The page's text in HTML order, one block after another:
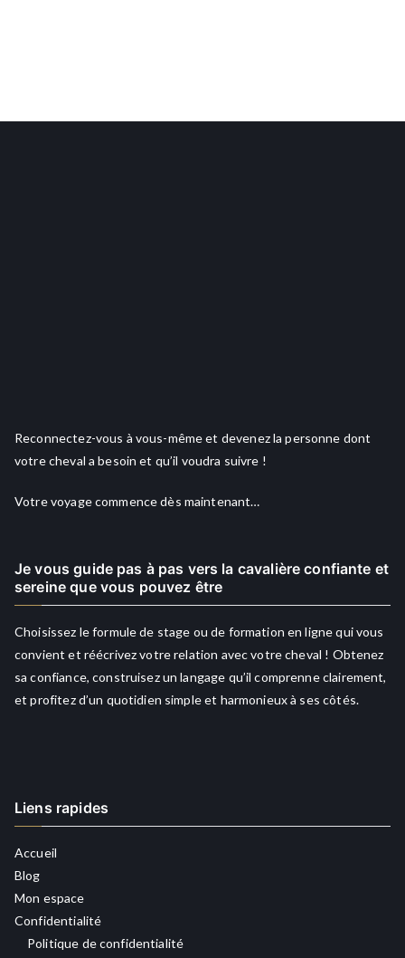
Reconnectez-vous à vous-même et devenez la personne dont
votre cheval a besoin et qu’il voudra suivre !
Votre voyage commence dès maintenant…
Je vous guide pas à pas vers la cavalière confiante et
sereine que vous pouvez être
Choisissez le formule de stage ou de formation en ligne qui vous
convient et réécrivez votre relation avec votre cheval ! Obtenez
sa confiance, construisez un langage qu’il comprenne clairement,
et profitez d’un quotidien simple et harmonieux à ses côtés.
Liens rapides
Accueil
Blog
Mon espace
Confidentialité
Politique de confidentialité